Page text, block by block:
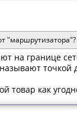
"маршрутизатора"?
на границе
точкой
товар как